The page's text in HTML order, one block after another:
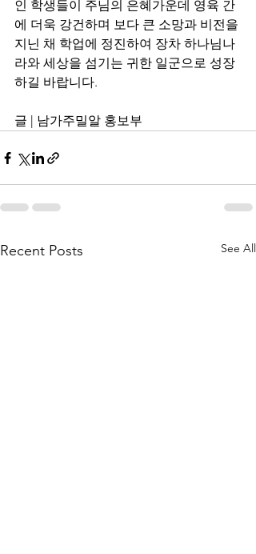
인 학생들이 주님의 은혜가운데 영육 간
에 더욱 강건하며 보다 큰 소망과 비전을
지닌 채 학업에 정진하여 장차 하나님나
라와 세상을 섬기는 귀한 일군으로 성장
하길 바랍니다.
글 | 남가주밀알 홍보부
Recent Posts See All